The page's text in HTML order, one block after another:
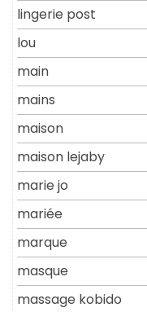
lingerie post
lou
main
mains
maison
maison lejaby
marie jo
mariée
marque
masque
massage kobido